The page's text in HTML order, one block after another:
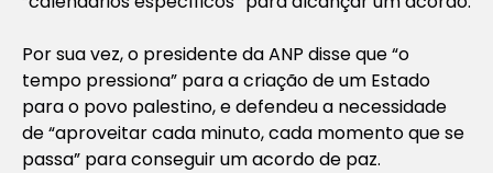
Por sua vez, o presidente da ANP disse que “o
tempo pressiona” para a criação de um Estado
para o povo palestino, e defendeu a necessidade
de “aproveitar cada minuto, cada momento que se
passa” para conseguir um acordo de paz.